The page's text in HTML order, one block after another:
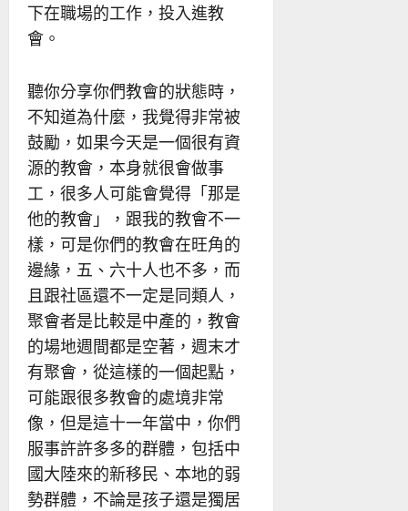
下在職場的工作，投入進教
會。
聽你分享你們教會的狀態時，
不知道為什麼，我覺得非常被
鼓勵，如果今天是一個很有資
源的教會，本身就很會做事
工，很多人可能會覺得「那是
他的教會」，跟我的教會不一
樣，可是你們的教會在旺角的
邊緣，五、六十人也不多，而
且跟社區還不一定是同類人，
聚會者是比較是中產的，教會
的場地週間都是空著，週末才
有聚會，從這樣的一個起點，
可能跟很多教會的處境非常
像，但是這十一年當中，你們
服事許許多多的群體，包括中
國大陸來的新移民、本地的弱
勢群體，不論是孩子還是獨居